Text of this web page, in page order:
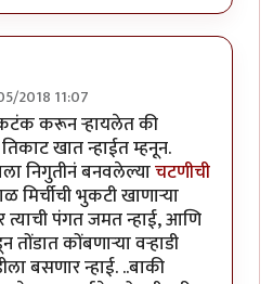
2018 11:07
घोडाbyश्वेता२४
करून र्‍हायलेत की
खात न्हाईत म्हनून.
निगुतीनं बनवलेल्याचटणीची
मिर्चीची भुकटी खाणाऱ्या
त्याची पंगत जमत न्हाई, आणि
तोंडात कोंबणाऱ्या वऱ्हाडी
बसणार न्हाई. ..बाकी